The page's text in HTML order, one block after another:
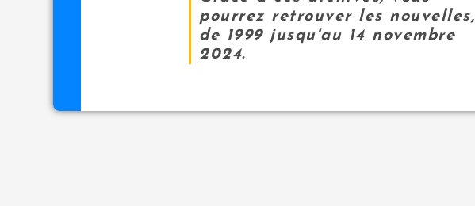
pourrez retrouver les nouvelles,
de 1999 jusqu'au 14 novembre
2024.